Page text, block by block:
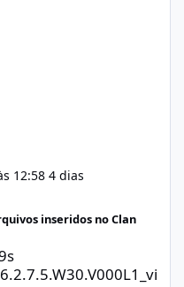
12:58 4 dias
inseridos no Clan